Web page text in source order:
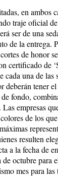
en ambos
traje oficial
ser de una
de la entrega.
de honor
certificado de
cada una de las
deberán tener
fondo,
empresas
de los
resulten
a la fecha de
octubre para
mes para